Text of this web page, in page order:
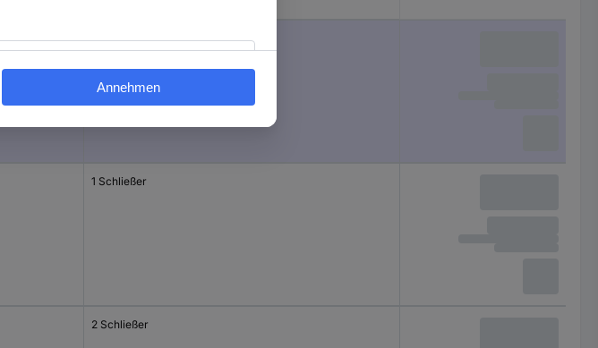
1 Schließer
1 Öffner
1 Schließer
2 Schließer